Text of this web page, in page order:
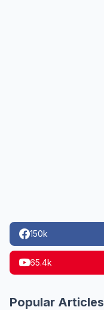
150k
65.4k
Popular Articles